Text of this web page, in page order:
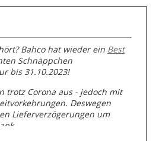
Bahco hat wieder ein Best
Schnäppchen
bis 31.10.2023!
trotz Corona aus - jedoch mit
Deswegen
Lieferverzögerungen um